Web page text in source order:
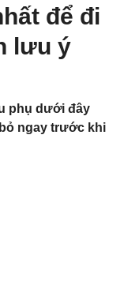
để đi
lưu ý
phụ dưới đây
ngay trước khi